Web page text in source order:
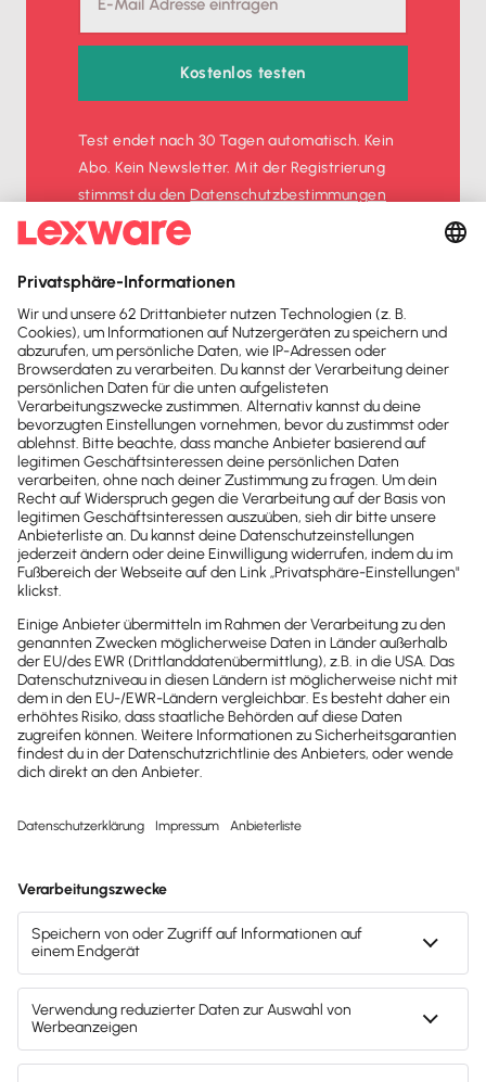
Kostenlos testen
Test endet nach 30 Tagen automatisch. Kein
Abo. Kein Newsletter. Mit der Registrierung
stimmst du denDatenschutz­bestimmungen
und denAGBzu.
Sofort50%
Newsletter
Brandheiße
News direkt in
dein Postfach
wichtige News zu
Gesetzesänderungen,
hilfreiche Praxis-Tipps und
kostenlose Tools für
Unternehmen erhalten?
Dann abonniere unseren
Mach's dir leicht und gib deinem Business den